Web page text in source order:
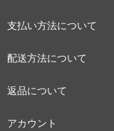
支払い方法について
配送方法について
返品について
アカウント